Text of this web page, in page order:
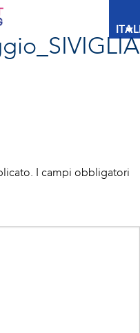
I campi obbligatori